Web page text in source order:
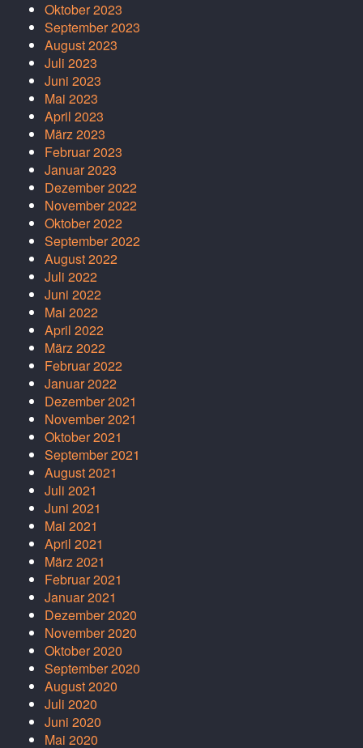
Oktober 2023
September 2023
August 2023
Juli 2023
Juni 2023
Mai 2023
April 2023
März 2023
Februar 2023
Januar 2023
Dezember 2022
November 2022
Oktober 2022
September 2022
August 2022
Juli 2022
Juni 2022
Mai 2022
April 2022
März 2022
Februar 2022
Januar 2022
Dezember 2021
November 2021
Oktober 2021
September 2021
August 2021
Juli 2021
Juni 2021
Mai 2021
April 2021
März 2021
Februar 2021
Januar 2021
Dezember 2020
November 2020
Oktober 2020
September 2020
August 2020
Juli 2020
Juni 2020
Mai 2020